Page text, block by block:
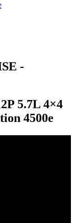
-
5.7L 4×4
4500e